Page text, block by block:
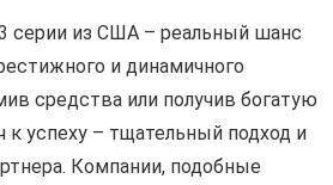
серии из США – реальный шанс
и динамичного
средства или получив богатую
успеху – тщательный подход и
Компании, подобные